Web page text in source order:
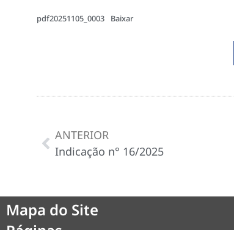
pdf20251105_0003 Baixar
ANTERIOR
Indicação n° 16/2025
Mapa do Site